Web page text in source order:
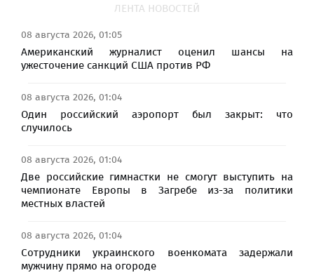
ЛЕНТА НОВОСТЕЙ
08 августа 2026, 01:05
Американский журналист оценил шансы на
ужесточение санкций США против РФ
08 августа 2026, 01:04
Один российский аэропорт был закрыт: что
случилось
08 августа 2026, 01:04
Две российские гимнастки не смогут выступить на
чемпионате Европы в Загребе из-за политики
местных властей
08 августа 2026, 01:04
Сотрудники украинского военкомата задержали
мужчину прямо на огороде